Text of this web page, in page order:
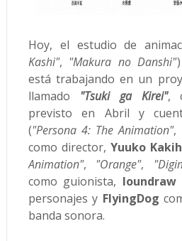
Hoy, el estudio de
Kashi", "Makura no Danshi"
está trabajando en un
llamado "Tsuki ga Kirei",
previsto en Abril y
("Persona 4: The Animation",
como director, Yuuko
Animation", "Orange",
como guionista, loundraw
personajes y FlyingDog
banda sonora.